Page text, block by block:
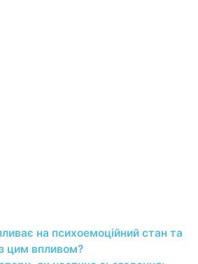
на психоемоційний стан та
цим впливом?